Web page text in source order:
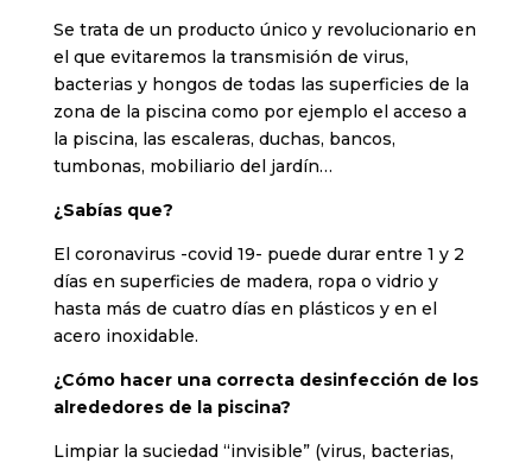
Se trata de un producto único y revolucionario en
el que evitaremos la transmisión de virus,
bacterias y hongos de todas las superficies de la
zona de la piscina como por ejemplo el acceso a
la piscina, las escaleras, duchas, bancos,
tumbonas, mobiliario del jardín…
¿Sabías que?
El coronavirus -covid 19- puede durar entre 1 y 2
días en superficies de madera, ropa o vidrio y
hasta más de cuatro días en plásticos y en el
acero inoxidable.
¿Cómo hacer una correcta desinfección de los
alrededores de la piscina?
Limpiar la suciedad “invisible” (virus, bacterias,